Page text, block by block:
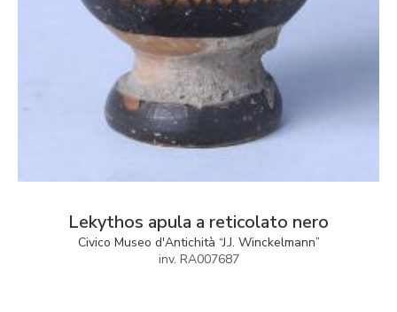
Lekythos apula a reticolato nero
Civico Museo d'Antichità “J.J. Winckelmann”
inv. RA007687